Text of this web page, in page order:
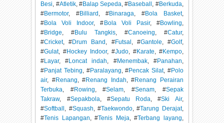
Besi, #Atletik, #Balap Sepeda, #Baseball , #Berkuda,
#Bermotor, #Billiard , #Binaraga, #Bola Basket,
#Bola Voli Indoor, # Bola Voli Pasir, #Bowling,
#Bridge, #Bulu Tangkis, #Canoeing, #Catur,
#Cricket, #Drum Band , #Futsal , #Gantole, #Golf,
#Gulat, #Hockey Indoor, #Judo, #Karate, #Kempo,
#Layar, #Loncat indah, #Menembak, #Panahan,
#Panjat Tebing, #Paralayang, #Pencak Silat, #Polo
air, #Renang, #Renang Indah, #Renang Perairan
Terbuka, #Rowing, #Selam, #Senam, #Sepak
Takraw, #Sepakbola, #Sepatu Roda, #Ski Air,
#Softball , #Squash, #Taekwondo, #Tarung Derajat,
#Tenis Lapangan, #Tenis Meja, #Terbang layang,